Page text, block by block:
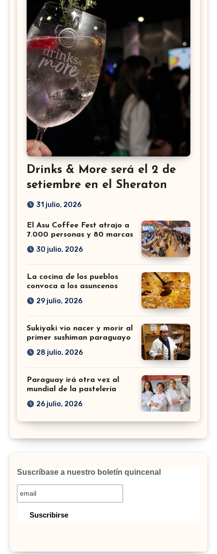
Drinks & More será el 2 de
setiembre en el Sheraton
31 julio, 2026
El Asu Coffee Fest atrajo a
7.000 personas y 80 marcas
30 julio, 2026
La cocina de los pueblos
convoca a los asuncenos
29 julio, 2026
Sukiyaki vio nacer y morir al
primer sushiman paraguayo
28 julio, 2026
Paraguay irá otra vez al
mundial de la pastelería
26 julio, 2026
Suscríbase a nuestro boletín quincenal